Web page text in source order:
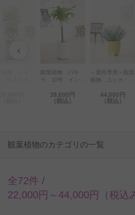
‹
観葉植物 パキ
ラ 10号 インテ
ァイバークレイホ
ワイトポッド」仕
39,600円
（税込）
＜屋外専用＞観葉
植物 ユッカ・ロ
号 インテリア鉢
カバー「イエロー
44,000円
（税込）
観葉植物のカテゴリの一覧
全72件 /
22,000円～44,000円（税込